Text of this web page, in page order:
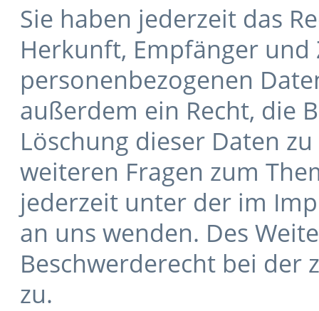
Sie haben jederzeit das
Herkunft, Empfänger
personenbezogenen
außerdem ein Recht, die
Löschung dieser Daten
weiteren Fragen zum
jederzeit unter der im
an uns wenden. Des
Beschwerderecht bei der
zu.